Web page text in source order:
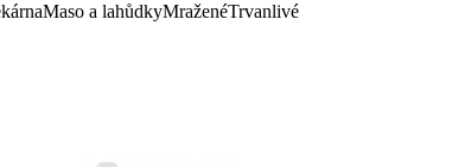
Maso a lahůdkyMraženéTrvanlivé